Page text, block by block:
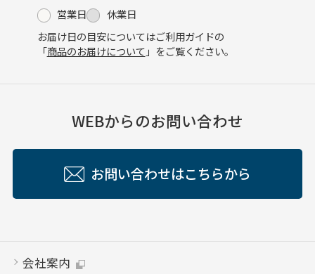
営業日
休業日
お届け日の目安についてはご利用ガイドの
「商品のお届けについて 」をご覧ください。
WEBからのお問い合わせ
お問い合わせはこちらから
会社案内